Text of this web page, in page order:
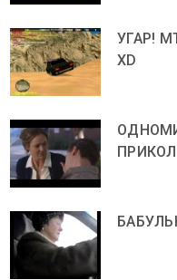
УГАР!
ХD
ПРИКОЛ